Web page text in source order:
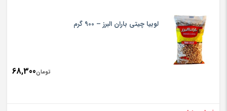
لوبیا چیتی باران البرز – 900 گرم
تومان68,300